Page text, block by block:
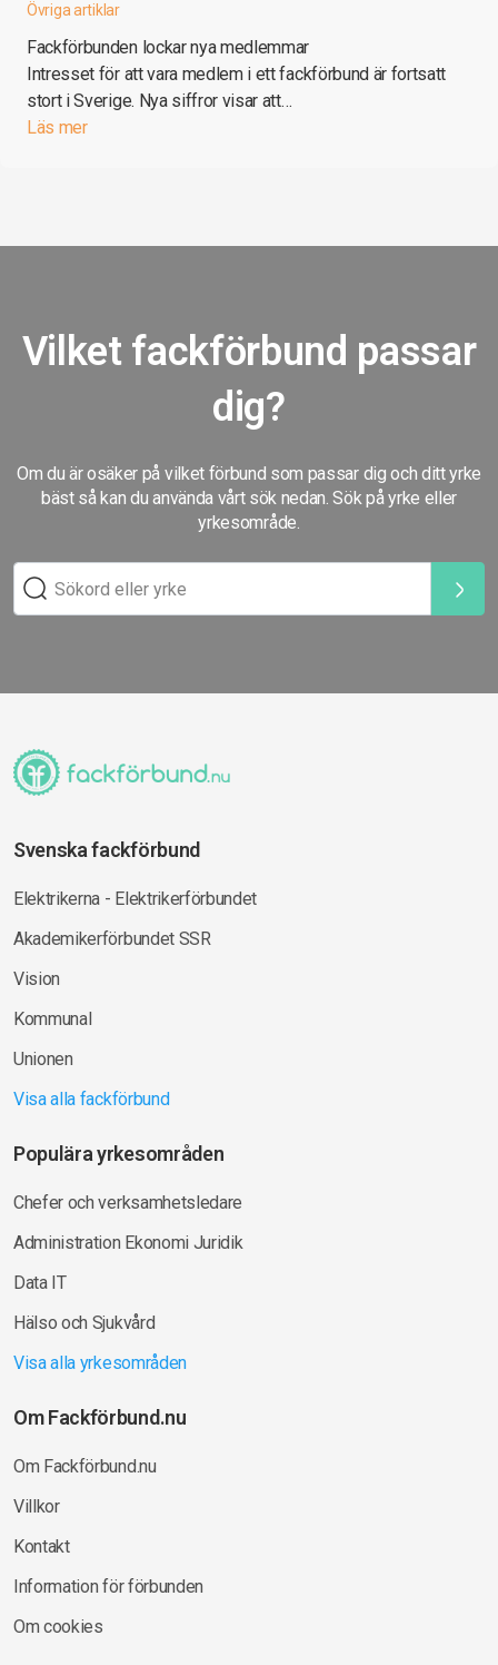
Övriga artiklar
Fackförbunden lockar nya medlemmar
Intresset för att vara medlem i ett fackförbund är fortsatt
stort i Sverige. Nya siffror visar att…
Läs mer
Vilket fackförbund passar
dig?
Om du är osäker på vilket förbund som passar dig och ditt yrke
bäst så kan du använda vårt sök nedan. Sök på yrke eller
yrkesområde.
Svenska fackförbund
Elektrikerna - Elektrikerförbundet
Akademikerförbundet SSR
Vision
Kommunal
Unionen
Visa alla fackförbund
Populära yrkesområden
Chefer och verksamhetsledare
Administration Ekonomi Juridik
Data IT
Hälso och Sjukvård
Visa alla yrkesområden
Om Fackförbund.nu
Om Fackförbund.nu
Villkor
Kontakt
Information för förbunden
Om cookies